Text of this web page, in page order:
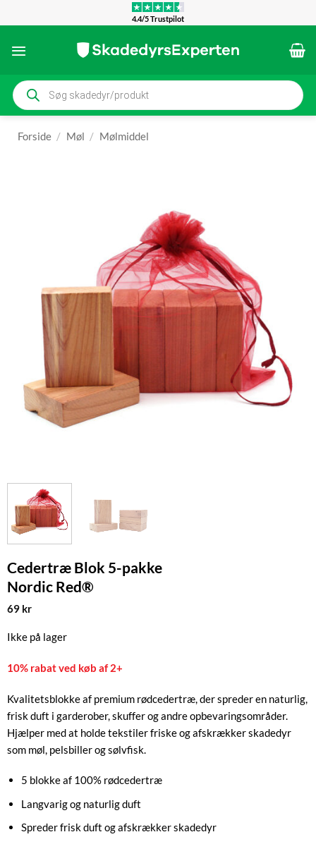
til
4.4/5 Trustpilot
Products
search
Forside / Møl / Mølmiddel
Cedertræ Blok 5-pakke
Nordic Red®
69 kr
Ikke på lager
10% rabat ved køb af 2+
Kvalitetsblokke af premium rødcedertræ, der spreder en naturlig,
frisk duft i garderober, skuffer og andre opbevaringsområder.
Hjælper med at holde tekstiler friske og afskrækker skadedyr
som møl, pelsbiller og sølvfisk.
5 blokke af 100% rødcedertræ
Langvarig og naturlig duft
Spreder frisk duft og afskrækker skadedyr